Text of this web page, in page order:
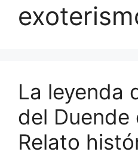
La leyenda
del Duende
Relato